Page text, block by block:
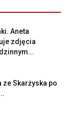
Aneta
zdjęcia
ze Skarżyska po